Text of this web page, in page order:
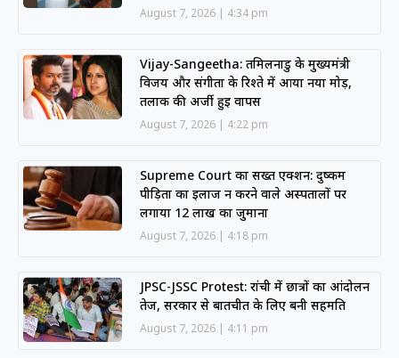
August 7, 2026 4:34 pm
Vijay-Sangeetha: तमिलनाडु के मुख्यमंत्री
विजय और संगीता के रिश्ते में आया नया मोड़,
तलाक की अर्जी हुई वापस
August 7, 2026 4:22 pm
Supreme Court का सख्त एक्शन: दुष्कर्म
पीड़िता का इलाज न करने वाले अस्पतालों पर
लगाया 12 लाख का जुर्माना
August 7, 2026 4:18 pm
JPSC-JSSC Protest: रांची में छात्रों का आंदोलन
तेज, सरकार से बातचीत के लिए बनी सहमति
August 7, 2026 4:11 pm